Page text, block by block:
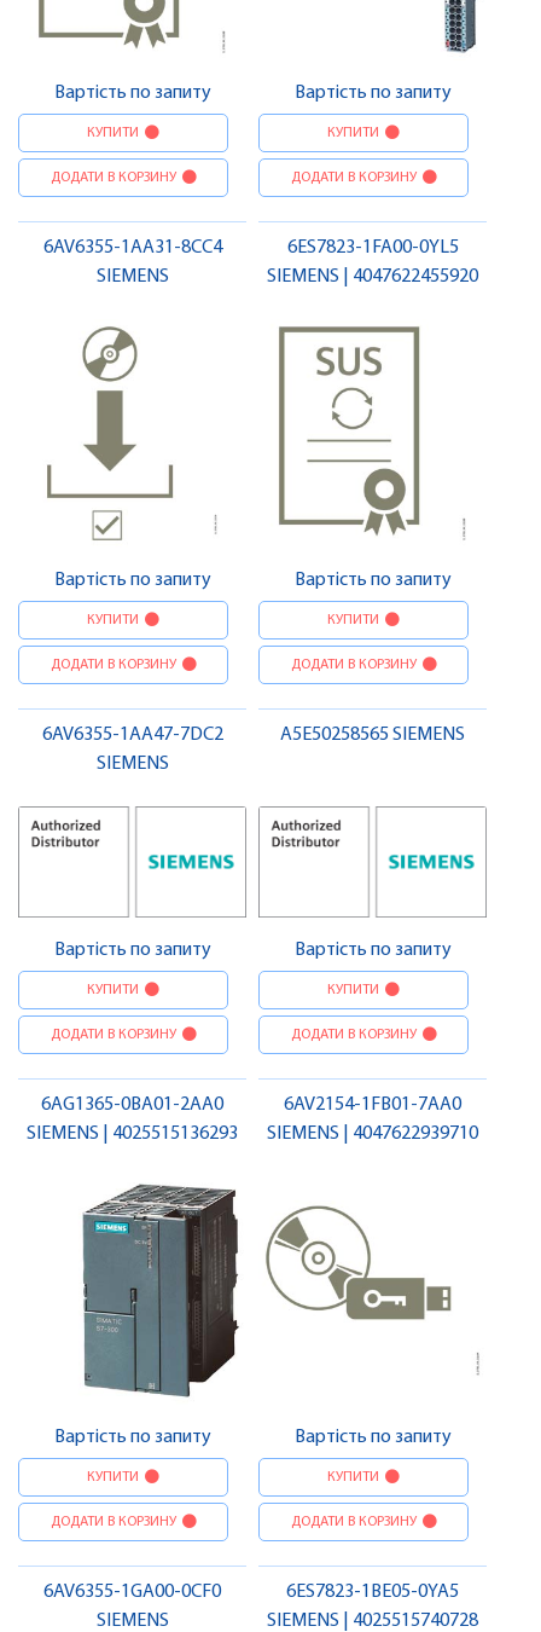
Вартість по запиту
КУПИТИ
ДОДАТИ В КОРЗИНУ
Вартість по запиту
КУПИТИ
ДОДАТИ В КОРЗИНУ
6AV6355-1AA31-8CC4
SIEMENS
Вартість по запиту
КУПИТИ
ДОДАТИ В КОРЗИНУ
6ES7823-1FA00-0YL5
SIEMENS | 4047622455920
Вартість по запиту
КУПИТИ
ДОДАТИ В КОРЗИНУ
6AV6355-1AA47-7DC2
SIEMENS
Вартість по запиту
КУПИТИ
ДОДАТИ В КОРЗИНУ
A5E50258565 SIEMENS
Вартість по запиту
КУПИТИ
ДОДАТИ В КОРЗИНУ
6AG1365-0BA01-2AA0
SIEMENS | 4025515136293
Вартість по запиту
КУПИТИ
ДОДАТИ В КОРЗИНУ
6AV2154-1FB01-7AA0
SIEMENS | 4047622939710
Вартість по запиту
КУПИТИ
ДОДАТИ В КОРЗИНУ
6AV6355-1GA00-0CF0
SIEMENS
6ES7823-1BE05-0YA5
SIEMENS | 4025515740728